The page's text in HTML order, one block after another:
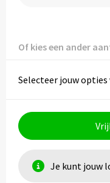
Of kies een ander
Selecteer jouw opties
Je kunt jouw